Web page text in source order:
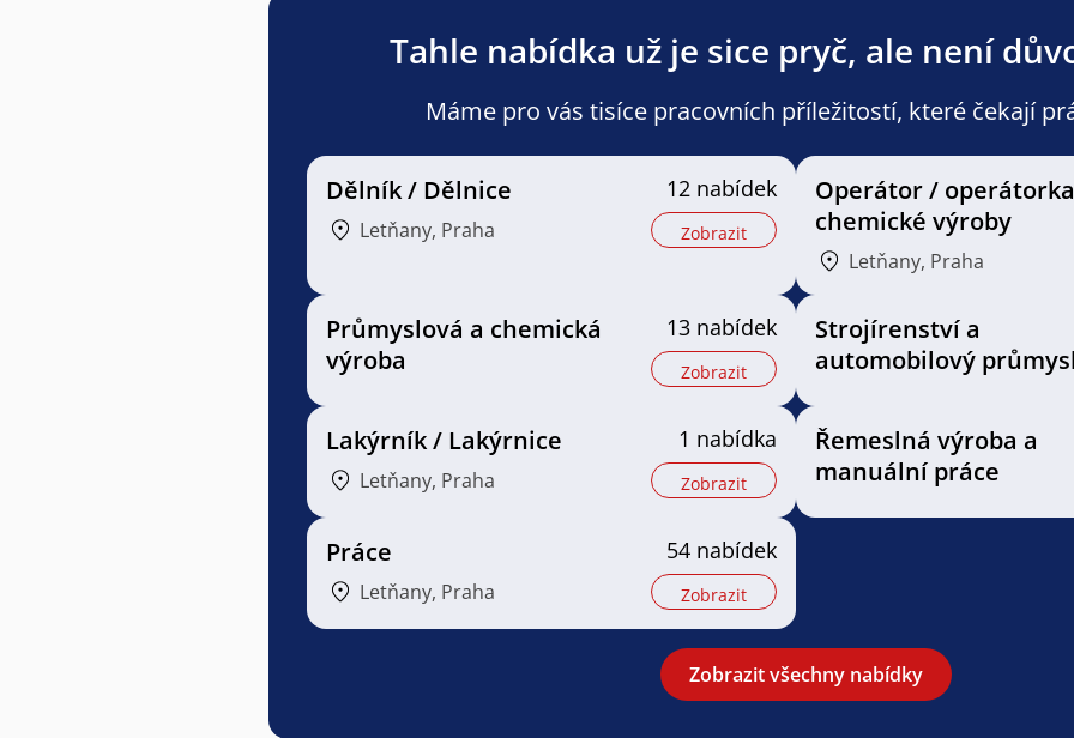
Tahle nabídka už je sice pryč, ale není
Máme pro vás tisíce pracovních příležitostí, které čekají
Dělník / Dělnice
Letňany, Praha
12 nabídek
Zobrazit
Operátor / operátorka
chemické výroby
Letňany, Praha
Průmyslová a chemická
výroba
13 nabídek
Zobrazit
Strojírenství a
automobilový průmysl
Lakýrník / Lakýrnice
Letňany, Praha
1 nabídka
Zobrazit
Řemeslná výroba a
manuální práce
Práce
Letňany, Praha
54 nabídek
Zobrazit
Zobrazit všechny nabídky